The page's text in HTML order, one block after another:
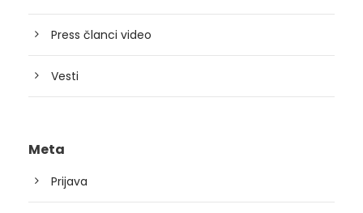
Press članci video
Vesti
Meta
Prijava